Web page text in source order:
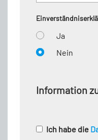
Ja
Nein
Information
Ich habe die